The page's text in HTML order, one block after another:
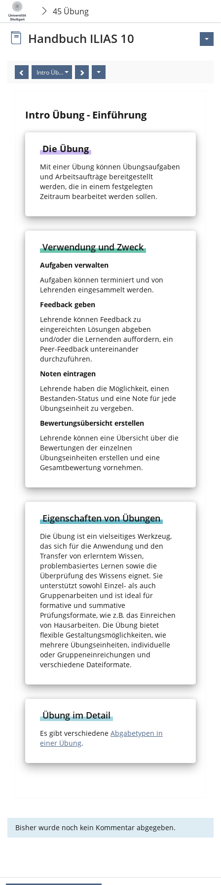
45 Übung
Handbuch ILIAS 10
Intro Übung - Einführung
Intro Übung - Einführung
Die Übung
Mit einer Übung können Übungsaufgaben
und Arbeitsaufträge bereitgestellt
werden, die in einem festgelegten
Zeitraum bearbeitet werden sollen.
Verwendung und Zweck
Aufgaben verwalten
Aufgaben können terminiert und von
Lehrenden eingesammelt werden.
Feedback geben
Lehrende können Feedback zu
eingereichten Lösungen abgeben
und/oder die Lernenden auffordern, ein
Peer-Feedback untereinander
durchzuführen.
Noten eintragen
Lehrende haben die Möglichkeit, einen
Bestanden-Status und eine Note für jede
Übungseinheit zu vergeben.
Bewertungsübersicht erstellen
Lehrende können eine Übersicht über die
Bewertungen der einzelnen
Übungseinheiten erstellen und eine
Gesamtbewertung vornehmen.
Eigenschaften von Übungen
Die Übung ist ein vielseitiges Werkzeug,
das sich für die Anwendung und den
Transfer von erlerntem Wissen,
problembasiertes Lernen sowie die
Überprüfung des Wissens eignet. Sie
unterstützt sowohl Einzel- als auch
Gruppenarbeiten und ist ideal für
formative und summative
Prüfungsformate, wie z.B. das Einreichen
von Hausarbeiten. Die Übung bietet
flexible Gestaltungsmöglichkeiten, wie
mehrere Übungseinheiten, individuelle
oder Gruppeneinreichungen und
verschiedene Dateiformate.
Übung im Detail
Es gibt verschiedene Abgabetypen in
einer Übung.
Bisher wurde noch kein Kommentar abgegeben.